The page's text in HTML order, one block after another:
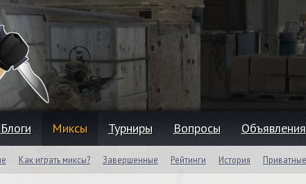
Блоги Миксы Турниры Вопросы Объявления
Как играть миксы? Завершенные Рейтинги История